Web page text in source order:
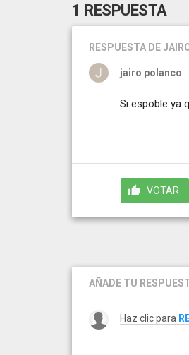
1 RESPUESTA
RESPUESTA DE
jairo polanco
Si espoble ya
VOTAR
AÑADE TU
Haz clic para